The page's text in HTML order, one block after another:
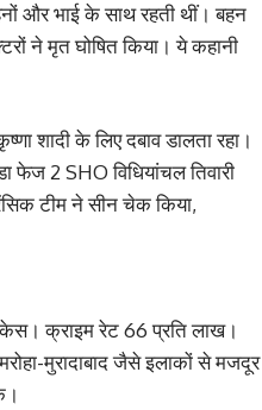
और भाई के साथ रहती थीं। बहन
ने मृत घोषित किया। ये कहानी
शादी के लिए दबाव डालता रहा।
फेज 2 SHO विधियांचल तिवारी
टीम ने सीन चेक किया,
क्राइम रेट 66 प्रति लाख।
मुरादाबाद जैसे इलाकों से मजदूर